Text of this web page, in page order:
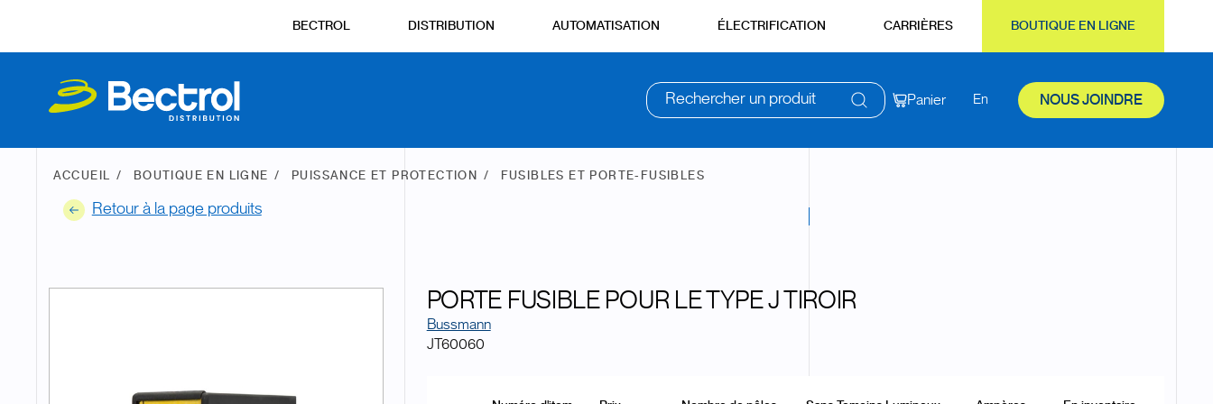
BECTROL DISTRIBUTION AUTOMATISATION ÉLECTRIFICATION CARRIÈRES BOUTIQUE EN LIGNE
Rechercher un produit Panier En NOUS JOINDRE
ACCUEIL BOUTIQUE EN LIGNE PUISSANCE ET PROTECTION FUSIBLES ET PORTE-FUSIBLES
Retour à la page produits
PORTE FUSIBLE POUR LE TYPE J TIROIR
Bussmann
JT60060